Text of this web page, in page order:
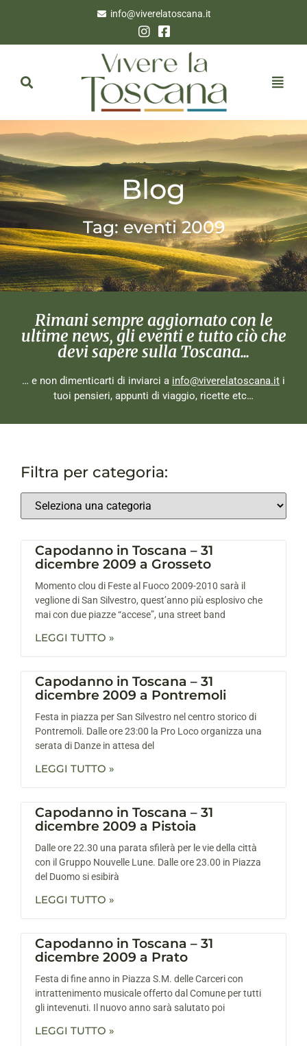
info@viverelatoscana.it
Blog
Tag: eventi 2009
Rimani sempre aggiornato con le
ultime news, gli eventi e tutto ciò che
devi sapere sulla Toscana...
… e non dimenticarti di inviarci a info@viverelatoscana.it i
tuoi pensieri, appunti di viaggio, ricette etc…
Filtra per categoria:
Capodanno in Toscana – 31
dicembre 2009 a Grosseto
Momento clou di Feste al Fuoco 2009-2010 sarà il
veglione di San Silvestro, quest’anno più esplosivo che
mai con due piazze “accese”, una street band
LEGGI TUTTO »
Capodanno in Toscana – 31
dicembre 2009 a Pontremoli
Festa in piazza per San Silvestro nel centro storico di
Pontremoli. Dalle ore 23:00 la Pro Loco organizza una
serata di Danze in attesa del
LEGGI TUTTO »
Capodanno in Toscana – 31
dicembre 2009 a Pistoia
Dalle ore 22.30 una parata sfilerà per le vie della città
con il Gruppo Nouvelle Lune. Dalle ore 23.00 in Piazza
del Duomo si esibirà
LEGGI TUTTO »
Capodanno in Toscana – 31
dicembre 2009 a Prato
Festa di fine anno in Piazza S.M. delle Carceri con
intrattenimento musicale offerto dal Comune per tutti
gli intevenuti. Il nuovo anno sarà salutato poi
LEGGI TUTTO »